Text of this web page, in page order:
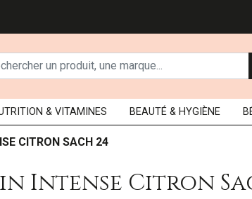
& VITAMINES BEAUTÉ & HYGIÈNE
CITRON SACH 24
Intense Citron